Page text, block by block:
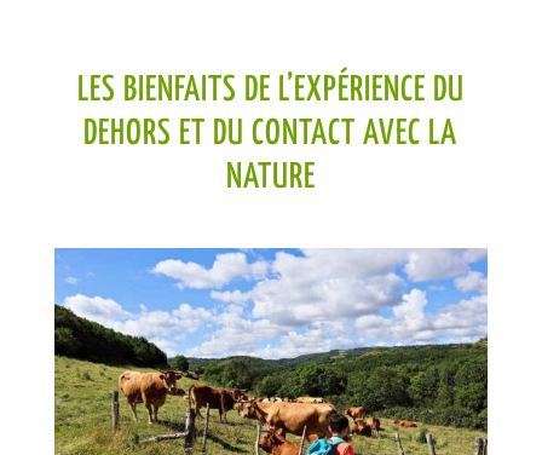
LES BIENFAITS DE L’EXPÉRIENCE DU
DEHORS ET DU CONTACT AVEC LA
NATURE